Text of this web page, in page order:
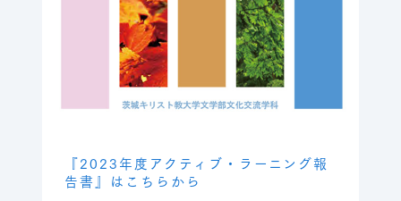
『2023年度アクティブ・ラーニング報
告書』はこちらから